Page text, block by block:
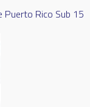
Puerto Rico Sub 15